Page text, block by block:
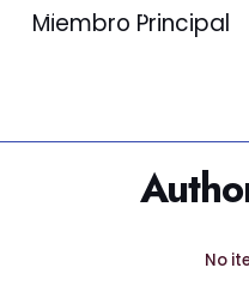
LA VINOTINTO TV
Miembro Principal
No